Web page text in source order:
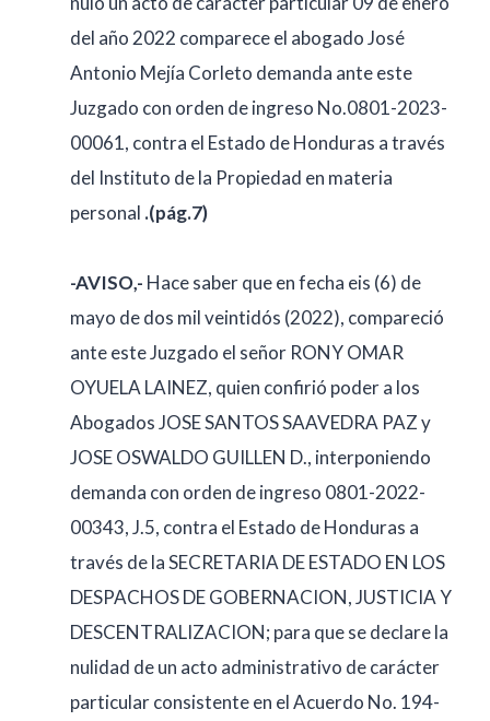
del año 2022 comparece el abogado José
Antonio Mejía Corleto demanda ante este
Juzgado con orden de ingreso No.0801-2023-
00061, contra el Estado de Honduras a través
del Instituto de la Propiedad en materia
personal .(pág.7)
-AVISO,- Hace saber que en fecha eis (6) de
mayo de dos mil veintidós (2022), compareció
ante este Juzgado el señor RONY OMAR
OYUELA LAINEZ, quien confirió poder a los
Abogados JOSE SANTOS SAAVEDRA PAZ y
JOSE OSWALDO GUILLEN D., interponiendo
demanda con orden de ingreso 0801-2022-
00343, J.5, contra el Estado de Honduras a
través de la SECRETARIA DE ESTADO EN LOS
DESPACHOS DE GOBERNACION, JUSTICIA Y
DESCENTRALIZACION; para que se declare la
nulidad de un acto administrativo de carácter
particular consistente en el Acuerdo No. 194-